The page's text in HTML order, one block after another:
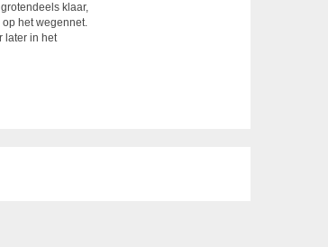
klaar,
het wegennet.
later in het